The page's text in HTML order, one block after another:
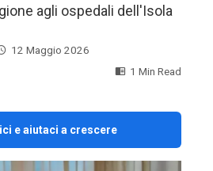
agli ospedali dell'Isola
12 Maggio 2026
1 Min Read
e aiutaci a crescere